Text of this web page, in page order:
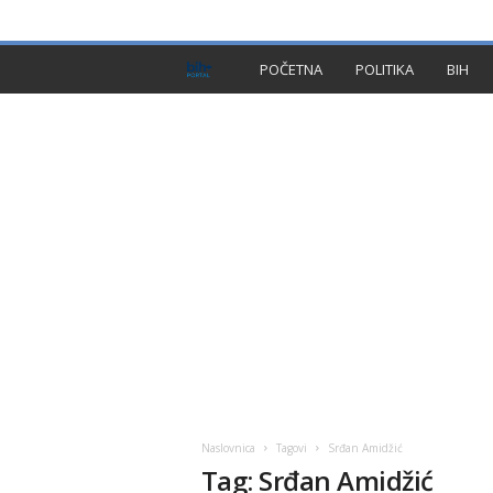
POČETNA POLITIKA BIH
Naslovnica Tagovi Srđan Amidžić
Tag: Srđan Amidžić